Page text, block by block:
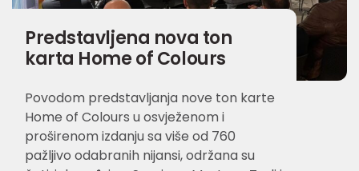
Predstavljena nova ton
karta Home of Colours
Povodom predstavljanja nove ton karte
Home of Colours u osvježenom i
proširenom izdanju sa više od 760
pažljivo odabranih nijansi, održana su